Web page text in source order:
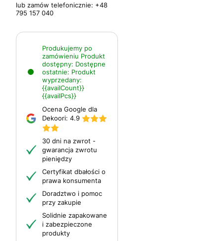
lub zamów telefonicznie: +48
795 157 040
Produkujemy po
zamówieniu Produkt
dostępny: Dostępne
ostatnie: Produkt
wyprzedany:
{{availCount}}
{{availPcs}}
Ocena Google dla
Dekoori: 4.9
30 dni na zwrot -
gwarancja zwrotu
pieniędzy
Certyfikat dbałości o
prawa konsumenta
Doradztwo i pomoc
przy zakupie
Solidnie zapakowane
i zabezpieczone
produkty